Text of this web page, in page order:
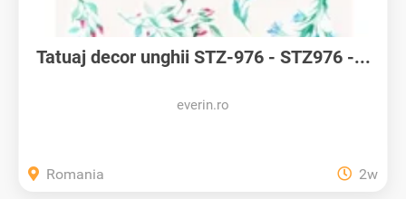
Tatuaj decor unghii STZ-976 - STZ976 -...
everin.ro
Romania 2w